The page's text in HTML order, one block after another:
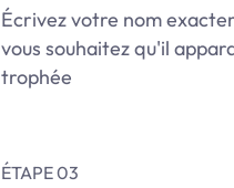
Écrivez votre nom
vous souhaitez qu'il
trophée
ÉTAPE 03